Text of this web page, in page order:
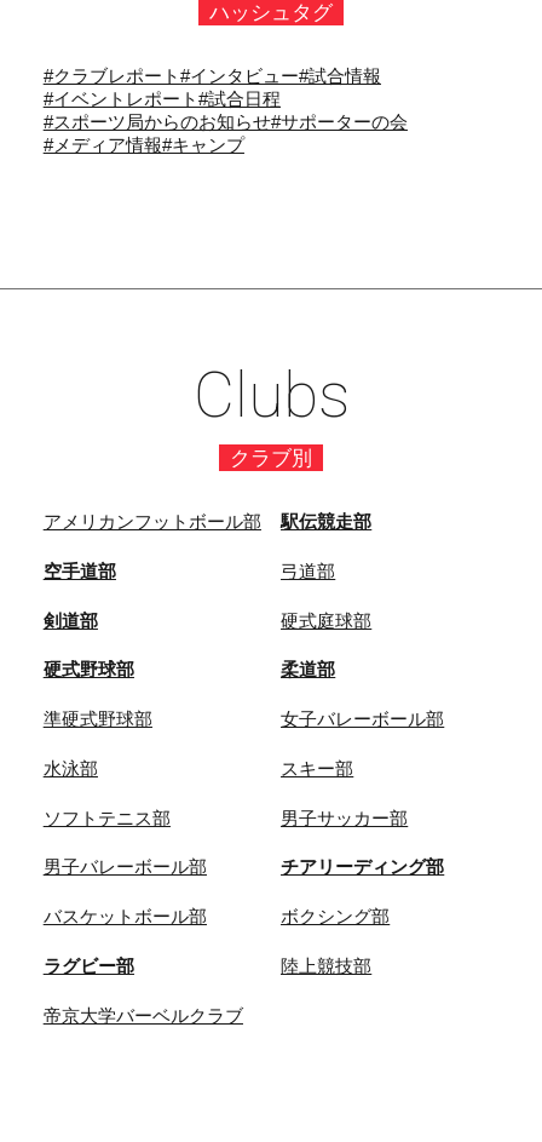
ハッシュタグ
#クラブレポート#インタビュー#試合情報
#イベントレポート#試合日程
#スポーツ局からのお知らせ#サポーターの会
#メディア情報#キャンプ
Clubs
クラブ別
アメリカンフットボール部 駅伝競走部
空手道部 弓道部
剣道部 硬式庭球部
硬式野球部 柔道部
準硬式野球部 女子バレーボール部
水泳部 スキー部
ソフトテニス部 男子サッカー部
男子バレーボール部 チアリーディング部
バスケットボール部 ボクシング部
ラグビー部 陸上競技部
帝京大学バーベルクラブ